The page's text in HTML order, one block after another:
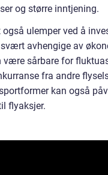
og større inntjening.
ulemper ved å
avhengige av
være sårbare for
fra andre
kan også
flyaksjer.